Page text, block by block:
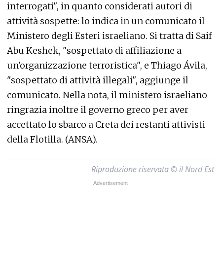
interrogati", in quanto considerati autori di
attività sospette: lo indica in un comunicato il
Ministero degli Esteri israeliano. Si tratta di Saif
Abu Keshek, "sospettato di affiliazione a
un'organizzazione terroristica", e Thiago Ávila,
"sospettato di attività illegali", aggiunge il
comunicato. Nella nota, il ministero israeliano
ringrazia inoltre il governo greco per aver
accettato lo sbarco a Creta dei restanti attivisti
della Flotilla. (ANSA).
Riproduzione riservata © il Nord Est